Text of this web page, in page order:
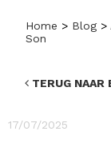
Home > Blog >
Son
TERUG NAAR
17/07/2025